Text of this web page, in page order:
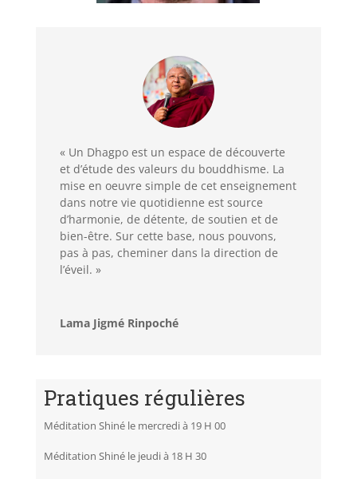
« Un Dhagpo est un espace de découverte
et d’étude des valeurs du bouddhisme. La
mise en oeuvre simple de cet enseignement
dans notre vie quotidienne est source
d’harmonie, de détente, de soutien et de
bien-être. Sur cette base, nous pouvons,
pas à pas, cheminer dans la direction de
l’éveil. »
Lama Jigmé Rinpoché
Pratiques régulières
Méditation Shiné le mercredi à 19 H 00
Méditation Shiné le jeudi à 18 H 30